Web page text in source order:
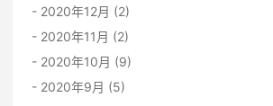
2020年12月 (2)
2020年11月 (2)
2020年10月 (9)
2020年9月 (5)